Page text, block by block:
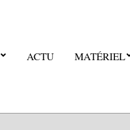
ACTU MATÉRIEL